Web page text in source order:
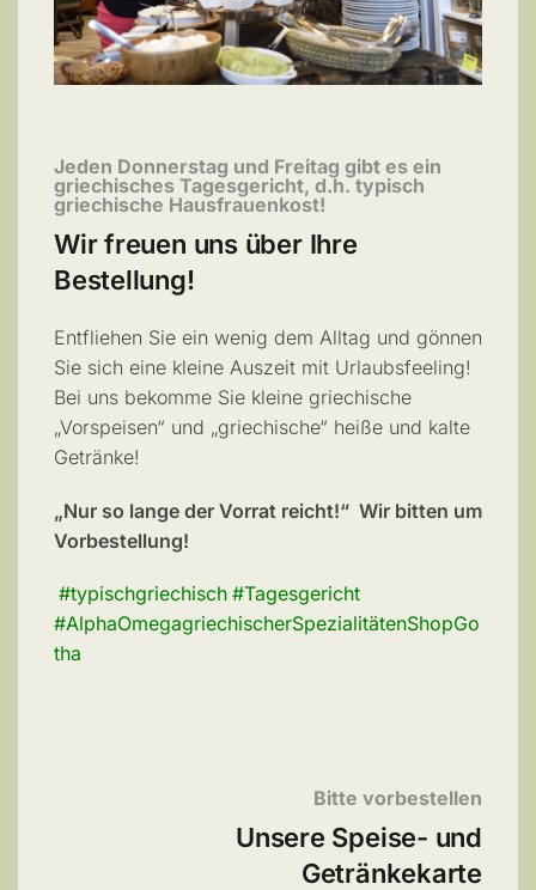
Jeden Donnerstag und Freitag gibt es ein
griechisches Tagesgericht, d.h. typisch
griechische Hausfrauenkost!
Wir freuen uns über Ihre
Bestellung!
Entfliehen Sie ein wenig dem Alltag und gönnen
Sie sich eine kleine Auszeit mit Urlaubsfeeling!
Bei uns bekomme Sie kleine griechische
„Vorspeisen“ und „griechische“ heiße und kalte
Getränke!
„Nur so lange der Vorrat reicht!“ Wir bitten um
Vorbestellung!
#typischgriechisch #Tagesgericht
#AlphaOmegagriechischerSpezialitätenShopGo
tha
Bitte vorbestellen
Unsere Speise- und
Getränkekarte